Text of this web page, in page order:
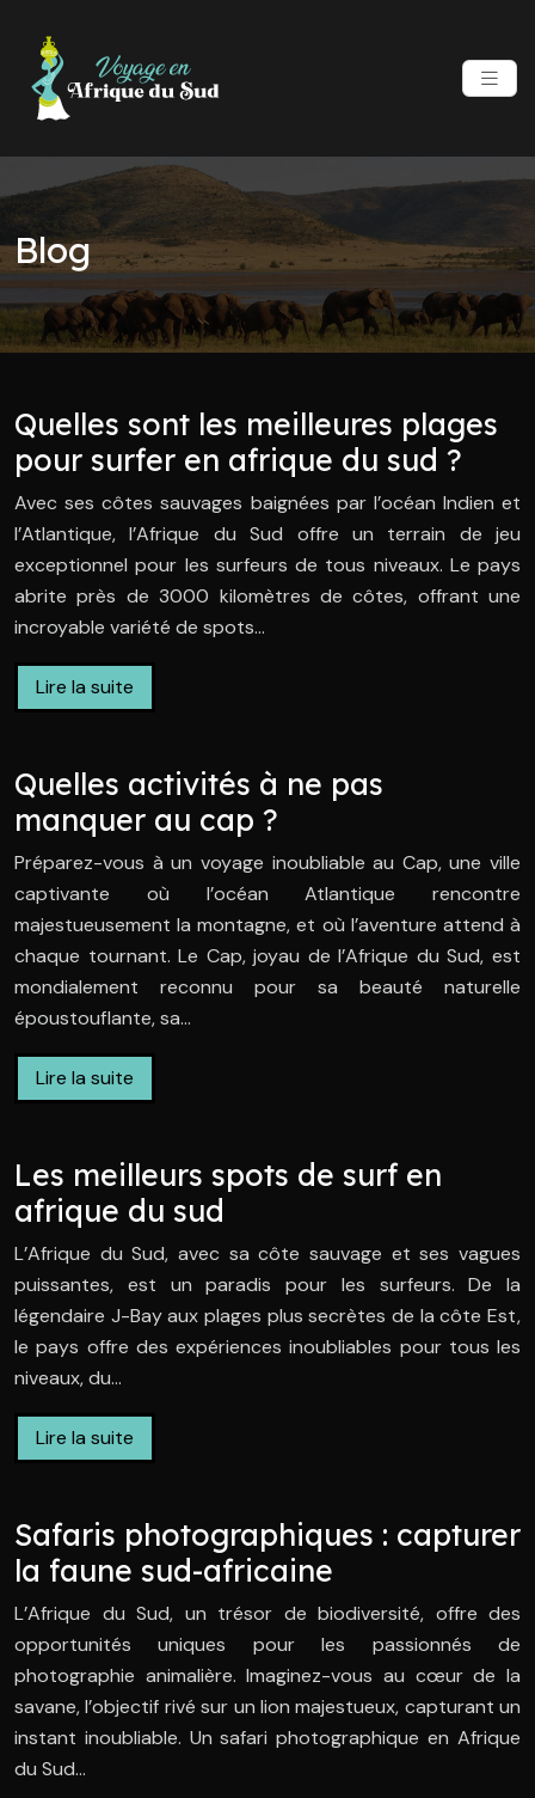
Blog
Quelles sont les meilleures plages
pour surfer en afrique du sud ?
Avec ses côtes sauvages baignées par l’océan Indien et
l’Atlantique, l’Afrique du Sud offre un terrain de jeu
exceptionnel pour les surfeurs de tous niveaux. Le pays
abrite près de 3000 kilomètres de côtes, offrant une
incroyable variété de spots…
Lire la suite
Quelles activités à ne pas
manquer au cap ?
Préparez-vous à un voyage inoubliable au Cap, une ville
captivante où l’océan Atlantique rencontre
majestueusement la montagne, et où l’aventure attend à
chaque tournant. Le Cap, joyau de l’Afrique du Sud, est
mondialement reconnu pour sa beauté naturelle
époustouflante, sa…
Lire la suite
Les meilleurs spots de surf en
afrique du sud
L’Afrique du Sud, avec sa côte sauvage et ses vagues
puissantes, est un paradis pour les surfeurs. De la
légendaire J-Bay aux plages plus secrètes de la côte Est,
le pays offre des expériences inoubliables pour tous les
niveaux, du…
Lire la suite
Safaris photographiques : capturer
la faune sud-africaine
L’Afrique du Sud, un trésor de biodiversité, offre des
opportunités uniques pour les passionnés de
photographie animalière. Imaginez-vous au cœur de la
savane, l’objectif rivé sur un lion majestueux, capturant un
instant inoubliable. Un safari photographique en Afrique
du Sud…